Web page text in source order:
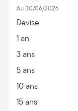
Au 30/06/2026
Devise
1 an
3 ans
5 ans
10 ans
15 ans